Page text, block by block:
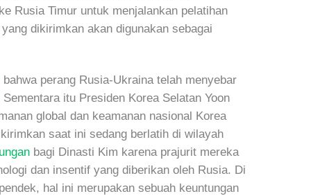
Rusia Timur untuk menjalankan pelatihan
dikirimkan akan digunakan sebagai
bahwa perang Rusia-Ukraina telah menyebar
Sementara itu Presiden Korea Selatan Yoon
global dan keamanan nasional Korea
saat ini sedang berlatih di wilayah
bagi Dinasti Kim karena prajurit mereka
dan insentif yang diberikan oleh Rusia. Di
hal ini merupakan sebuah keuntungan